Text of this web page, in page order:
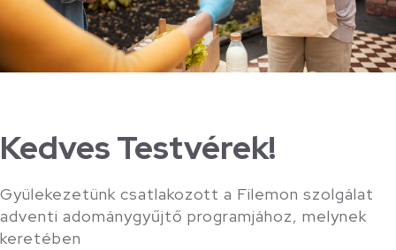
Kedves Testvérek!
Gyülekezetünk csatlakozott a Filemon szolgálat
adventi adománygyűjtő programjához, melynek
keretében